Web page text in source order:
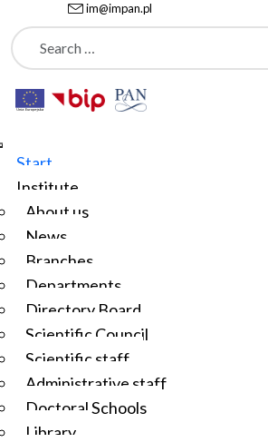
im@impan.pl
Szukaj
Start
Institute
About us
News
Branches
Departments
Directory Board
Scientific Council
Scientific staff
Administrative staff
Doctoral Schools
Library